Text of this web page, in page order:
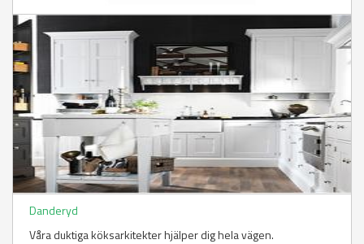
Danderyd
Våra duktiga köksarkitekter hjälper dig hela vägen.